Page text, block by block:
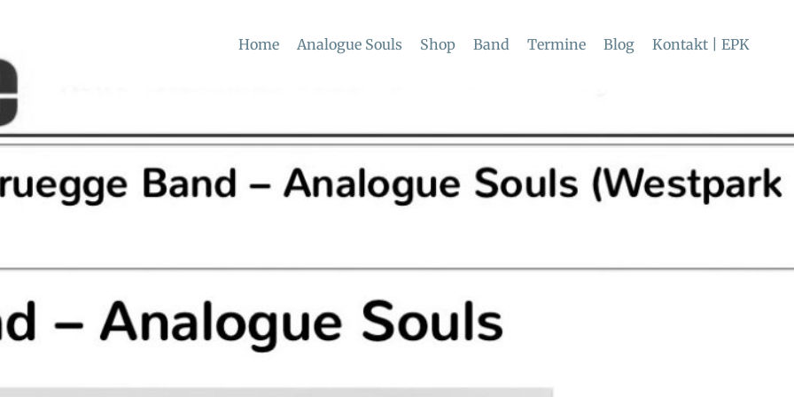
Home Analogue Souls Shop Band Termine Blog Kontakt | EPK